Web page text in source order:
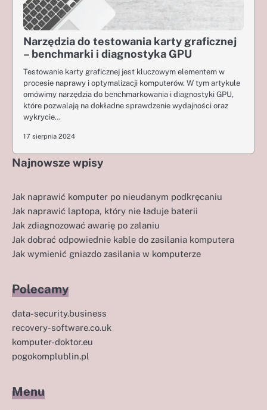
Narzędzia do testowania karty graficznej
– benchmarki i diagnostyka GPU
Testowanie karty graficznej jest kluczowym elementem w
procesie naprawy i optymalizacji komputerów. W tym artykule
omówimy narzędzia do benchmarkowania i diagnostyki GPU,
które pozwalają na dokładne sprawdzenie wydajności oraz
wykrycie…
17 sierpnia 2024
Najnowsze wpisy
Jak naprawić komputer po nieudanym podkręcaniu
Jak naprawić laptopa, który nie ładuje baterii
Jak zdiagnozować awarię po zalaniu
Jak dobrać odpowiednie kable do zasilania komputera
Jak wymienić gniazdo zasilania w komputerze
Polecamy
data-security.business
recovery-software.co.uk
komputer-doktor.eu
pogokomplublin.pl
Menu